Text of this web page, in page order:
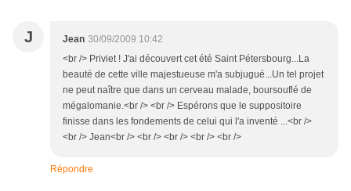
J Jean 30/09/2009 10:42
<br /> Priviet ! J'ai découvert cet été Saint Pétersbourg...La
beauté de cette ville majestueuse m'a subjugué...Un tel projet
ne peut naître que dans un cerveau malade, boursouflé de
mégalomanie.<br /> <br /> Espérons que le suppositoire
finisse dans les fondements de celui qui l'a inventé ...<br />
<br /> Jean<br /> <br /> <br /> <br /> <br />
Répondre